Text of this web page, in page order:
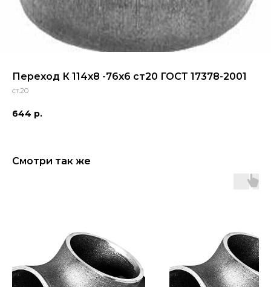
Переход К 114x8 -76x6 ст20 ГОСТ 17378-2001
ст.20
644 р.
Смотри так же